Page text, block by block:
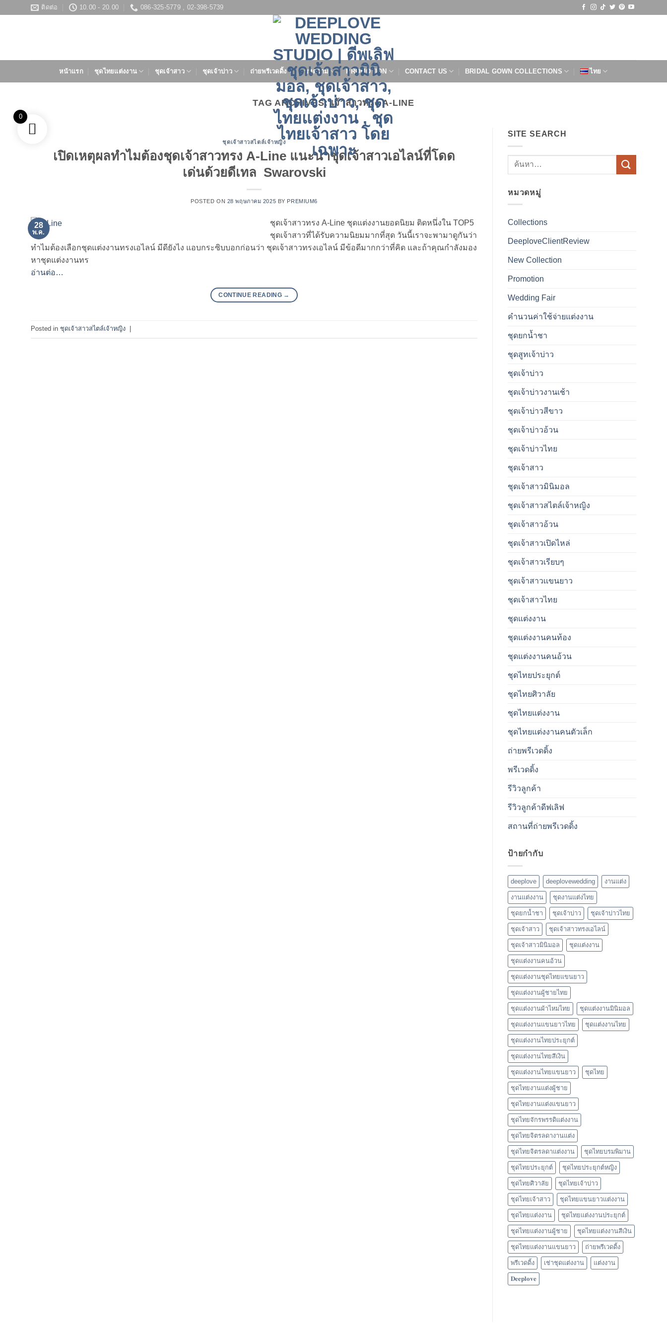
ติดต่อ 10.00 - 20.00 086-325-5779 , 02-398-5739
หน้าแรก ชุดไทยแต่งงาน ชุดเจ้าสาว ชุดเจ้าบ่าว ถ่ายพรีเวดดิ้ง บทความ PROMOTION CONTACT US BRIDAL GOWN COLLECTIONS ไทย
TAG ARCHIVES:เจ้าสาวทรง A-LINE
ชุดเจ้าสาวสไตล์เจ้าหญิง
เปิดเหตุผลทำไมต้องชุดเจ้าสาวทรง A-Line แนะนำชุดเจ้าสาวเอไลน์ที่โดด
เด่นด้วยดีเทล Swarovski
POSTED ON 28 พฤษภาคม 2025 BY PREMIUM6
28
พ.ค.
ชุดเจ้าสาวทรง A-Line ชุดแต่งงานยอดนิยม ติดหนึ่งใน TOP5
ชุดเจ้าสาวที่ได้รับความนิยมมากที่สุด วันนี้เราจะพามาดูกันว่า
ทำไมต้องเลือกชุดแต่งงานทรงเอไลน์ มีดียังไง แอบกระซิบบอกก่อนว่า ชุดเจ้าสาวทรงเอไลน์ มีข้อดีมากกว่าที่คิด และถ้าคุณกำลังมอง
หาชุดแต่งงานทร
อ่านต่อ…
CONTINUE READING →
Posted in ชุดเจ้าสาวสไตล์เจ้าหญิง
SITE SEARCH
หมวดหมู่
Collections
DeeploveClientReview
New Collection
Promotion
Wedding Fair
คำนวนค่าใช้จ่ายแต่งงาน
ชุดยกน้ำชา
ชุดสูทเจ้าบ่าว
ชุดเจ้าบ่าว
ชุดเจ้าบ่าวงานเช้า
ชุดเจ้าบ่าวสีขาว
ชุดเจ้าบ่าวอ้วน
ชุดเจ้าบ่าวไทย
ชุดเจ้าสาว
ชุดเจ้าสาวมินิมอล
ชุดเจ้าสาวสไตล์เจ้าหญิง
ชุดเจ้าสาวอ้วน
ชุดเจ้าสาวเปิดไหล่
ชุดเจ้าสาวเรียบๆ
ชุดเจ้าสาวเเขนยาว
ชุดเจ้าสาวไทย
ชุดแต่งงาน
ชุดแต่งงานคนท้อง
ชุดแต่งงานคนอ้วน
ชุดไทยประยุกต์
ชุดไทยศิวาลัย
ชุดไทยแต่งงาน
ชุดไทยแต่งงานคนตัวเล็ก
ถ่ายพรีเวดดิ้ง
พรีเวดดิ้ง
รีวิวลูกค้า
รีวิวลูกค้าดีฟเลิฟ
สถานที่ถ่ายพรีเวดดิ้ง
ป้ายกำกับ
deeplove deeplovewedding งานแต่ง
งานแต่งงาน ชุดงานแต่งไทย
ชุดยกน้ำชา ชุดเจ้าบ่าว ชุดเจ้าบ่าวไทย
ชุดเจ้าสาว ชุดเจ้าสาวทรงเอไลน์
ชุดเจ้าสาวมินิมอล ชุดแต่งงาน
ชุดแต่งงานคนอ้วน
ชุดแต่งงานชุดไทยแขนยาว
ชุดแต่งงานผู้ชายไทย
ชุดแต่งงานผ้าไหมไทย ชุดแต่งงานมินิมอล
ชุดแต่งงานแขนยาวไทย ชุดแต่งงานไทย
ชุดแต่งงานไทยประยุกต์
ชุดแต่งงานไทยสีเงิน
ชุดแต่งงานไทยแขนยาว ชุดไทย
ชุดไทยงานแต่งผู้ชาย
ชุดไทยงานแต่งแขนยาว
ชุดไทยจักรพรรดิแต่งงาน
ชุดไทยจิตรลดางานแต่ง
ชุดไทยจิตรลดาแต่งงาน ชุดไทยบรมพิมาน
ชุดไทยประยุกต์ ชุดไทยประยุกต์หญิง
ชุดไทยศิวาลัย ชุดไทยเจ้าบ่าว
ชุดไทยเจ้าสาว ชุดไทยแขนยาวแต่งงาน
ชุดไทยแต่งงาน ชุดไทยแต่งงานประยุกต์
ชุดไทยแต่งงานผู้ชาย ชุดไทยแต่งงานสีเงิน
ชุดไทยแต่งงานแขนยาว ถ่ายพรีเวดดิ้ง
พรีเวดดิ้ง เช่าชุดแต่งงาน แต่งงาน
𝐃𝐞𝐞𝐩𝐥𝐨𝐯𝐞
0